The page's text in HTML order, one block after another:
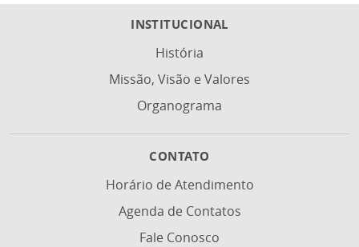
INSTITUCIONAL
História
Missão, Visão e Valores
Organograma
CONTATO
Horário de Atendimento
Agenda de Contatos
Fale Conosco